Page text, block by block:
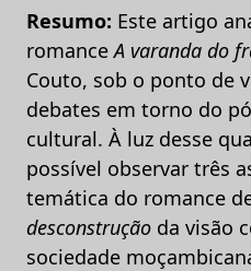
Resumo: Este artigo
romanceA varanda do
Couto, sob o ponto de
debates em torno do
cultural. À luz desse
possível observar três
temática do romance
desconstrução da visão
sociedade